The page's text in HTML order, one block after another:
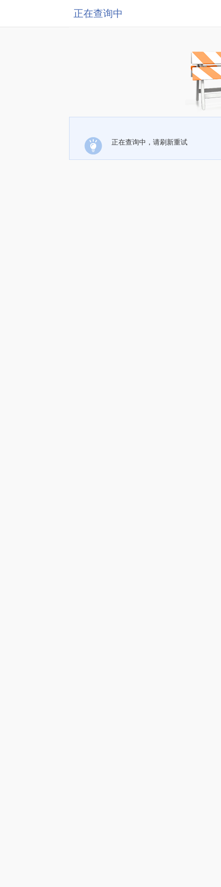
正在查询中
正在查询中，请刷新重试